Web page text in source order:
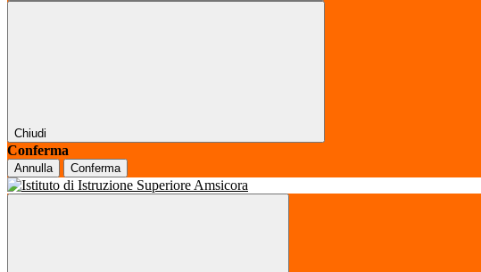
Chiudi
Conferma
Annulla Conferma